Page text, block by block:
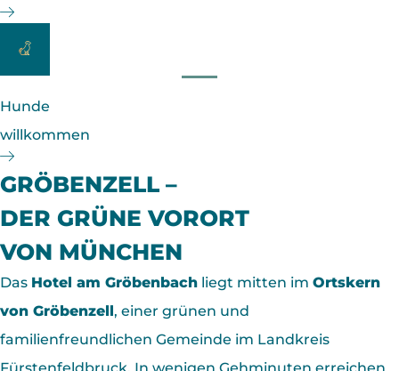
Hunde
willkommen
GRÖBENZELL –
DER GRÜNE VORORT
VON MÜNCHEN
Das Hotel am Gröbenbach liegt mitten im Ortskern
von Gröbenzell, einer grünen und
familienfreundlichen Gemeinde im Landkreis